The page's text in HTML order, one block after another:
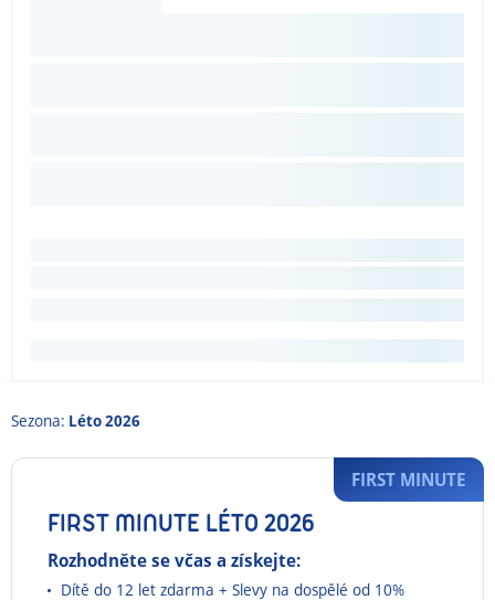
Sezona: Léto 2026
FIRST MINUTE LÉTO 2026
Rozhodněte se včas a získejte:
Dítě do 12 let zdarma + Slevy na dospělé od 10%
FIRST MINUTE